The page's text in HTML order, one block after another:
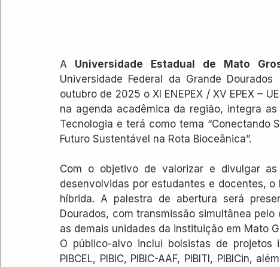
A Universidade Estadual de Mato
Universidade Federal da Grande
outubro de 2025 o XI ENEPEX / XV EPEX –
na agenda acadêmica da região, integra
Tecnologia e terá como tema “Conectando
Futuro Sustentável na Rota Bioceânica”.
Com o objetivo de valorizar e divulgar
desenvolvidas por estudantes e docentes,
híbrida. A palestra de abertura será
Dourados, com transmissão simultânea
as demais unidades da instituição em Mato
O público-alvo inclui bolsistas de projetos
PIBCEL, PIBIC, PIBIC-AAF, PIBITI, PIBICin,